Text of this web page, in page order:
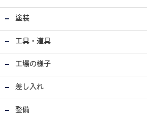
塗装
工具・道具
工場の様子
差し入れ
整備